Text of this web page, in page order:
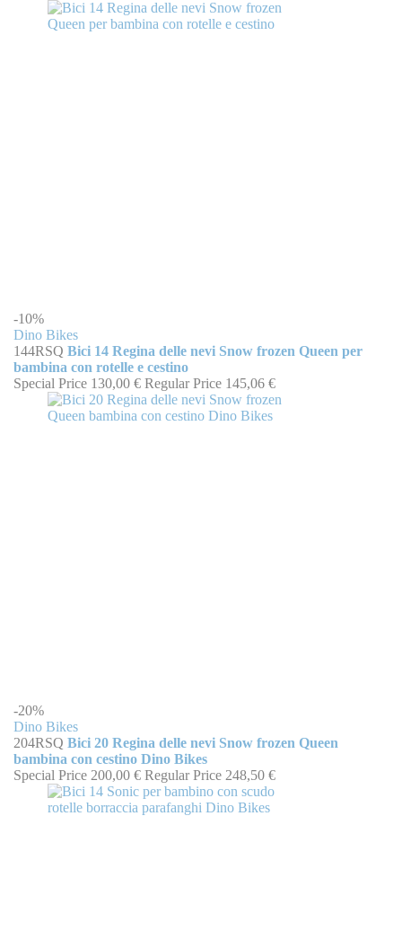
-10%
Dino Bikes
144RSQ Bici 14 Regina delle nevi Snow frozen Queen per
bambina con rotelle e cestino
Special Price 130,00 € Regular Price 145,06 €
-20%
Dino Bikes
204RSQ Bici 20 Regina delle nevi Snow frozen Queen
bambina con cestino Dino Bikes
Special Price 200,00 € Regular Price 248,50 €